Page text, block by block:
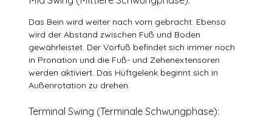
Das Bein wird weiter nach vorn gebracht. Ebenso
wird der Abstand zwischen Fuß und Boden
gewährleistet. Der Vorfuß befindet sich immer noch
in Pronation und die Fuß- und Zehenextensoren
werden aktiviert. Das Hüftgelenk beginnt sich in
Außenrotation zu drehen.
Terminal Swing (Terminale Schwungphase):